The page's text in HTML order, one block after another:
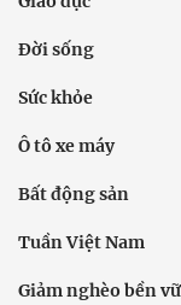
Đời sống
Sức khỏe
Ô tô xe máy
Bất động sản
Tuần Việt Nam
Giảm nghèo bền